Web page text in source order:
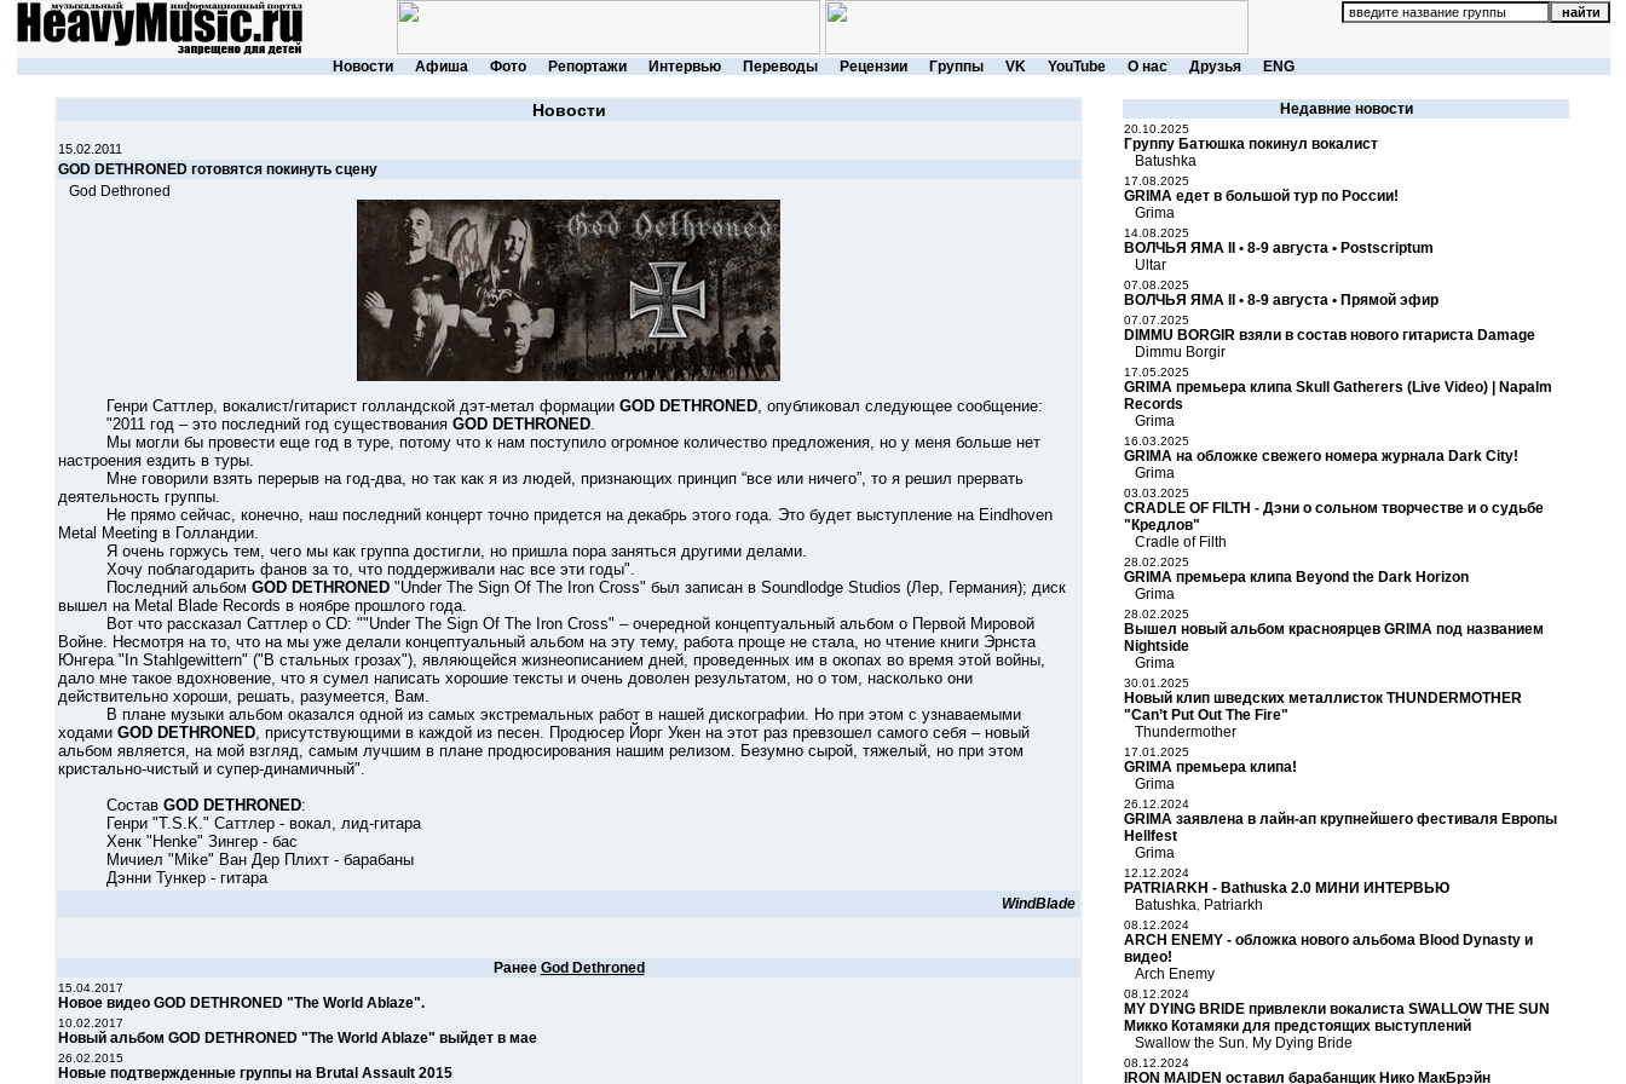
Новости Афиша Фото Репортажи Интервью Переводы Рецензии Группы VK YouTube О нас Друзья ENG
Новости
15.02.2011
GOD DETHRONED готовятся покинуть сцену
God Dethroned
Генри Саттлер, вокалист/гитарист голландской дэт-метал формации GOD DETHRONED, опубликовал следующее сообщение:
"2011 год – это последний год существования GOD DETHRONED.
Мы могли бы провести еще год в туре, потому что к нам поступило огромное количество предложения, но у меня больше нет
настроения ездить в туры.
Мне говорили взять перерыв на год-два, но так как я из людей, признающих принцип “все или ничего”, то я решил прервать
деятельность группы.
Не прямо сейчас, конечно, наш последний концерт точно придется на декабрь этого года. Это будет выступление на Eindhoven
Metal Meeting в Голландии.
Я очень горжусь тем, чего мы как группа достигли, но пришла пора заняться другими делами.
Хочу поблагодарить фанов за то, что поддерживали нас все эти годы".
Последний альбом GOD DETHRONED "Under The Sign Of The Iron Cross" был записан в Soundlodge Studios (Лер, Германия); диск
вышел на Metal Blade Records в ноябре прошлого года.
Вот что рассказал Саттлер о CD: ""Under The Sign Of The Iron Cross" – очередной концептуальный альбом о Первой Мировой
Войне. Несмотря на то, что на мы уже делали концептуальный альбом на эту тему, работа проще не стала, но чтение книги Эрнста
Юнгера "In Stahlgewittern" ("В стальных грозах"), являющейся жизнеописанием дней, проведенных им в окопах во время этой войны,
дало мне такое вдохновение, что я сумел написать хорошие тексты и очень доволен результатом, но о том, насколько они
действительно хороши, решать, разумеется, Вам.
В плане музыки альбом оказался одной из самых экстремальных работ в нашей дискографии. Но при этом с узнаваемыми
ходами GOD DETHRONED, присутствующими в каждой из песен. Продюсер Йорг Укен на этот раз превзошел самого себя – новый
альбом является, на мой взгляд, самым лучшим в плане продюсирования нашим релизом. Безумно сырой, тяжелый, но при этом
кристально-чистый и супер-динамичный".
Состав GOD DETHRONED:
Генри "T.S.K." Саттлер - вокал, лид-гитара
Хенк "Henke" Зингер - бас
Мичиел "Mike" Ван Дер Плихт - барабаны
Дэнни Тункер - гитара
WindBlade
Ранее God Dethroned
15.04.2017
Новое видео GOD DETHRONED "The World Ablaze".
10.02.2017
Новый альбом GOD DETHRONED "The World Ablaze" выйдет в мае
26.02.2015
Новые подтвержденные группы на Brutal Assault 2015
Недавние новости
20.10.2025
Группу Батюшка покинул вокалист
Batushka
17.08.2025
GRIMA едет в большой тур по России!
Grima
14.08.2025
ВОЛЧЬЯ ЯМА II • 8-9 августа • Postscriptum
Ultar
07.08.2025
ВОЛЧЬЯ ЯМА II • 8-9 августа • Прямой эфир
07.07.2025
DIMMU BORGIR взяли в состав нового гитариста Damage
Dimmu Borgir
17.05.2025
GRIMA премьера клипа Skull Gatherers (Live Video) | Napalm
Records
Grima
16.03.2025
GRIMA на обложке свежего номера журнала Dark City!
Grima
03.03.2025
CRADLE OF FILTH - Дэни о сольном творчестве и о судьбе
"Кредлов"
Cradle of Filth
28.02.2025
GRIMA премьера клипа Beyond the Dark Horizon
Grima
28.02.2025
Вышел новый альбом красноярцев GRIMA под названием
Nightside
Grima
30.01.2025
Новый клип шведских металлисток THUNDERMOTHER
"Can’t Put Out The Fire"
Thundermother
17.01.2025
GRIMA премьера клипа!
Grima
26.12.2024
GRIMA заявлена в лайн-ап крупнейшего фестиваля Европы
Hellfest
Grima
12.12.2024
PATRIARKH - Bathuska 2.0 МИНИ ИНТЕРВЬЮ
Batushka Patriarkh
08.12.2024
ARCH ENEMY - обложка нового альбома Blood Dynasty и
видео!
Arch Enemy
08.12.2024
MY DYING BRIDE привлекли вокалиста SWALLOW THE SUN
Микко Котамяки для предстоящих выступлений
Swallow the Sun
My Dying Bride
08.12.2024
IRON MAIDEN оставил барабанщик Нико МакБрэйн